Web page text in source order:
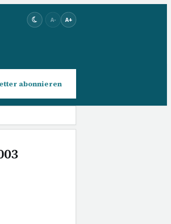
A- A+
abonnieren